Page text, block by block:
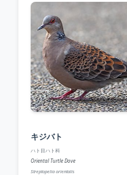
キジバト
ハト目ハト科
Oriental Turtle Dove
Streptopelia orientalis